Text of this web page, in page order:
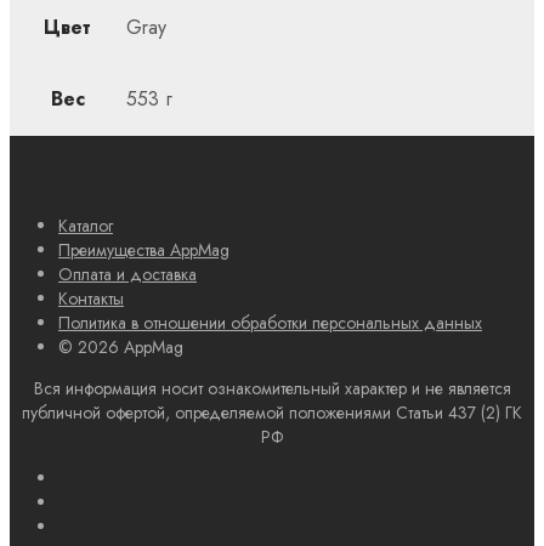
Цвет Gray
Вес 553 г
Каталог
Преимущества AppMag
Оплата и доставка
Контакты
Политика в отношении обработки персональных данных
© 2026 AppMag
Вся информация носит ознакомительный характер и не является
публичной офертой, определяемой положениями Статьи 437 (2) ГК
РФ